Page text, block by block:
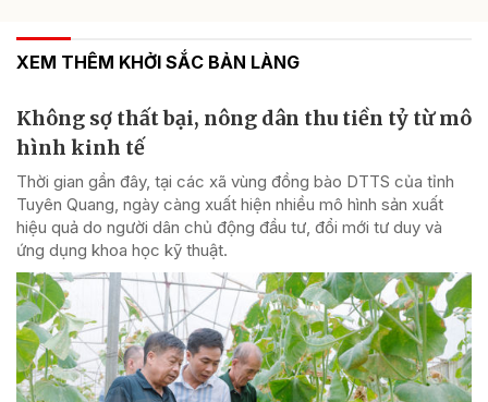
XEM THÊM KHỞI SẮC BẢN LÀNG
Không sợ thất bại, nông dân thu tiền tỷ từ mô
hình kinh tế
Thời gian gần đây, tại các xã vùng đồng bào DTTS của tỉnh
Tuyên Quang, ngày càng xuất hiện nhiều mô hình sản xuất
hiệu quả do người dân chủ động đầu tư, đổi mới tư duy và
ứng dụng khoa học kỹ thuật.